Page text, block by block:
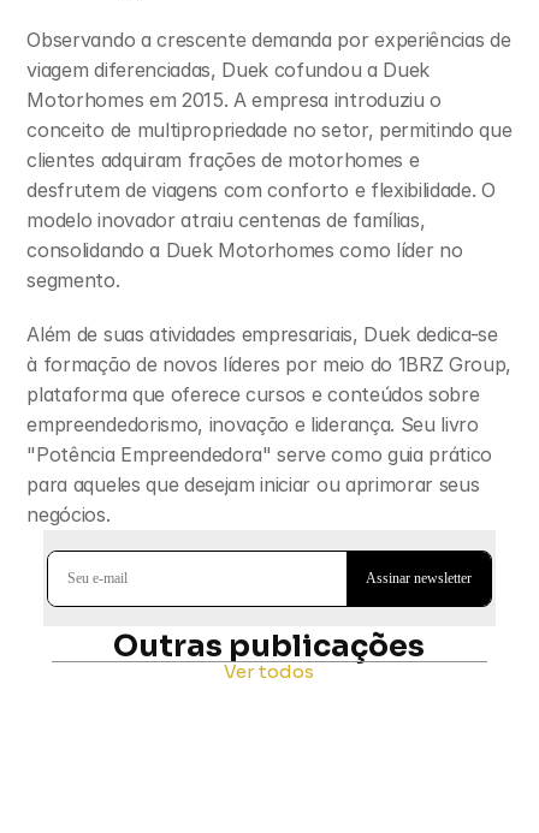
Observando a crescente demanda por experiências de
viagem diferenciadas, Duek cofundou a Duek
Motorhomes em 2015. A empresa introduziu o
conceito de multipropriedade no setor, permitindo que
clientes adquiram frações de motorhomes e
desfrutem de viagens com conforto e flexibilidade. O
modelo inovador atraiu centenas de famílias,
consolidando a Duek Motorhomes como líder no
segmento.
Além de suas atividades empresariais, Duek dedica-se
à formação de novos líderes por meio do 1BRZ Group,
plataforma que oferece cursos e conteúdos sobre
empreendedorismo, inovação e liderança. Seu livro
"Potência Empreendedora" serve como guia prático
para aqueles que desejam iniciar ou aprimorar seus
negócios.
Outras publicações
Ver todos